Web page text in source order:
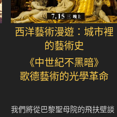
西洋藝術漫遊：城市裡
的藝術史
《中世紀不黑暗》
歌德藝術的光學革命
我們將從巴黎聖母院的飛扶壁談